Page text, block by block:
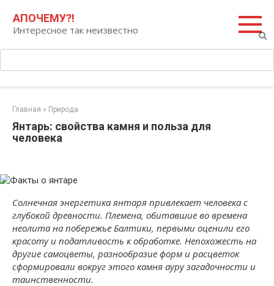
контенту
АПОЧЕМУ?!
Интересное так неизвестно
Главная » Природа
Янтарь: свойства камня и польза для
человека
Солнечная энергетика янтаря привлекает человека с
глубокой древности. Племена, обитавшие во времена
неолита на побережье Балтики, первыми оценили его
красоту и податливость к обработке. Непохожесть на
другие самоцветы, разнообразие форм и расцветок
сформировали вокруг этого камня ауру загадочности и
таинственности.